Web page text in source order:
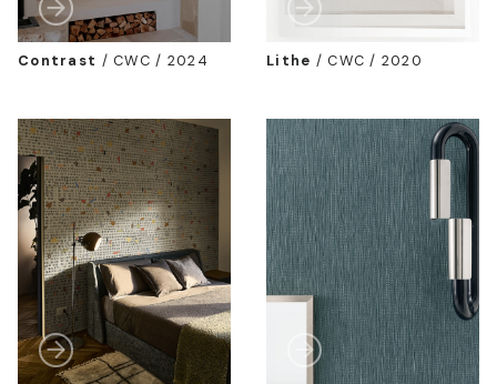
Contrast /CWC / 2024 Lithe /CWC / 2020